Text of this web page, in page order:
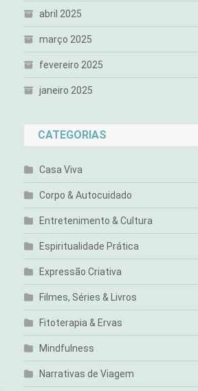
abril 2025
março 2025
fevereiro 2025
janeiro 2025
CATEGORIAS
Casa Viva
Corpo & Autocuidado
Entretenimento & Cultura
Espiritualidade Prática
Expressão Criativa
Filmes, Séries & Livros
Fitoterapia & Ervas
Mindfulness
Narrativas de Viagem